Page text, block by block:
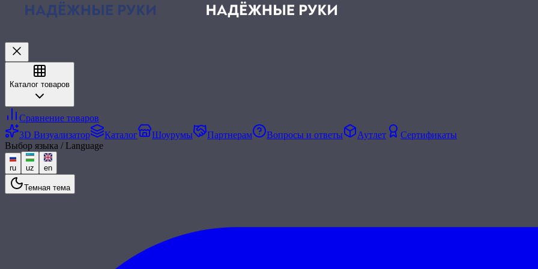
Каталог товаров
Сравнение товаров
3D Визуализатор
Каталог Шоурумы Партнерам Вопросы и ответы Аутлет
Сертификаты
Выбор языка / Language
ru uz en
Темная тема